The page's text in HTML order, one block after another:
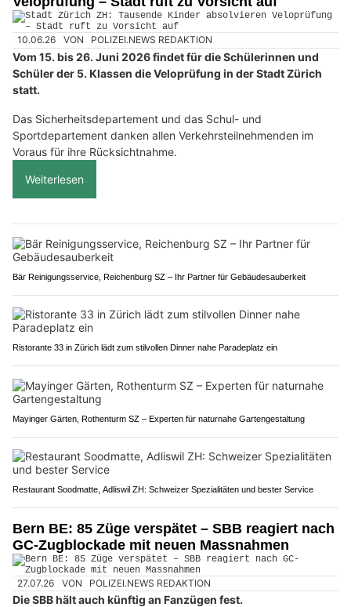
10.06.26 VON POLIZEI.NEWS REDAKTION
Vom 15. bis 26. Juni 2026 findet für die Schülerinnen und
Schüler der 5. Klassen die Veloprüfung in der Stadt Zürich
statt.
Das Sicherheitsdepartement und das Schul- und
Sportdepartement danken allen Verkehrsteilnehmenden im
Voraus für ihre Rücksichtnahme.
Weiterlesen
Bär Reinigungsservice, Reichenburg SZ – Ihr Partner für Gebäudesauberkeit
Ristorante 33 in Zürich lädt zum stilvollen Dinner nahe Paradeplatz ein
Mayinger Gärten, Rothenturm SZ – Experten für naturnahe Gartengestaltung
Restaurant Soodmatte, Adliswil ZH: Schweizer Spezialitäten und bester Service
Bern BE: 85 Züge verspätet – SBB reagiert nach
GC-Zugblockade mit neuen Massnahmen
27.07.26 VON POLIZEI.NEWS REDAKTION
Die SBB hält auch künftig an Fanzügen fest.